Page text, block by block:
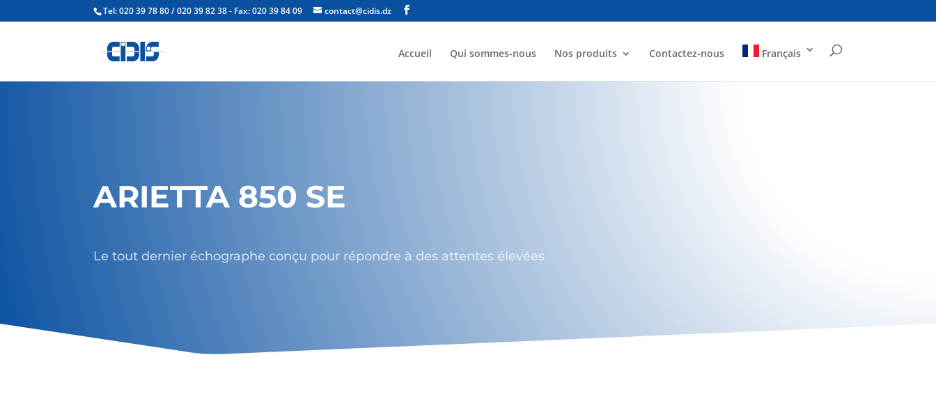
Tel: 020 39 78 80 / 020 39 82 38 - Fax: 020 39 84 09 contact@cidis.dz
Accueil Qui sommes-nous Nos produits Contactez-nous Français
ARIETTA 850 SE
Le tout dernier échographe conçu pour répondre à des attentes élevées